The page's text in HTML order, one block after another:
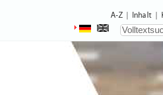
A-Z Inhalt